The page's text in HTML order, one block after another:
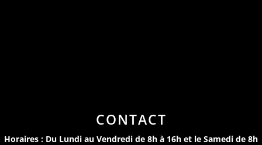
CONTACT
Horaires : Du Lundi au Vendredi de 8h à 16h et le Samedi de 8h